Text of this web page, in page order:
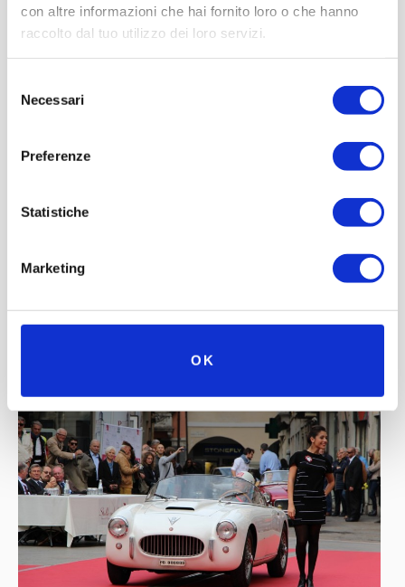
con altre informazioni che hai fornito loro o che hanno
raccolto dal tuo utilizzo dei loro servizi.
delNecessari
Preferenze
Statistiche
Marketing
OK